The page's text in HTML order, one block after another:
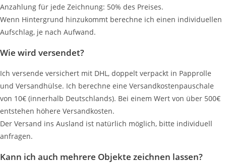
Anzahlung für jede Zeichnung: 50% des Preises.
Wenn Hintergrund hinzukommt berechne ich einen individuellen
Aufschlag, je nach Aufwand.
Wie wird versendet?
Ich versende versichert mit DHL, doppelt verpackt in Papprolle
und Versandhülse. Ich berechne eine Versandkostenpauschale
von 10€ (innerhalb Deutschlands). Bei einem Wert von über 500€
entstehen höhere Versandkosten.
Der Versand ins Ausland ist natürlich möglich, bitte individuell
anfragen.
Kann ich auch mehrere Objekte zeichnen lassen?